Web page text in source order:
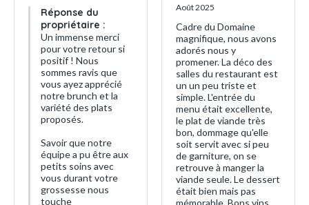
Réponse du
propriétaire :
Un immense merci
pour votre retour si
positif ! Nous
sommes ravis que
vous ayez apprécié
notre brunch et la
variété des plats
proposés.
Savoir que notre
équipe a pu être aux
petits soins avec
vous durant votre
grossesse nous
touche
Août 2025
Cadre du Domaine
magnifique, nous avons
adorés nous y
promener. La déco des
salles du restaurant est
un un peu triste et
simple. L'entrée du
menu était excellente,
le plat de viande très
bon, dommage qu'elle
soit servit avec si peu
de garniture, on se
retrouve à manger la
viande seule. Le dessert
était bien mais pas
mémorable. Bons vins,